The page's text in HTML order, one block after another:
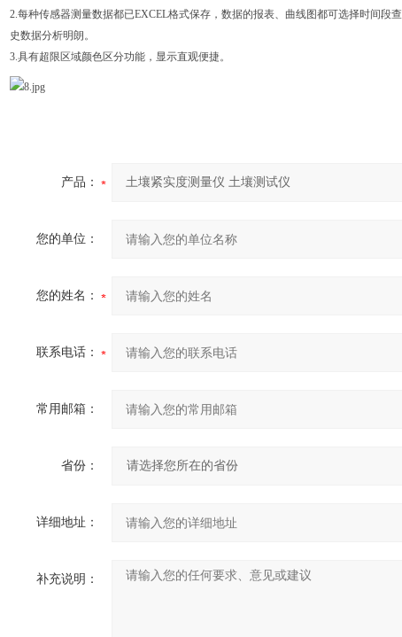
2.每种传感器测量数据都已EXCEL格式保存，数据的报表、曲线图都可选择时间段
史数据分析明朗。
3.具有超限区域颜色区分功能，显示直观便捷。
产品：
您的单位：
您的姓名：
联系电话：
常用邮箱：
省份：
详细地址：
补充说明：